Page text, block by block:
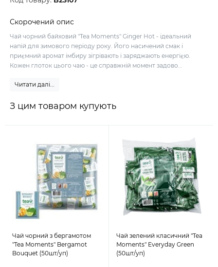
Скорочений опис
Чай чорний байховий "Tea Moments" Ginger Hot - ідеальний
напій для зимового періоду року. Його насичений смак і
приємний аромат імбиру зігрівають і заряджають енергією.
Кожен глоток цього чаю - це справжній момент задово...
Читати далі...
З цим товаром купують
Чай чорний з бергамотом
"Tea Moments" Bergamot
Bouquet (50шт/уп)
Чай зелений класичний "Tea
Moments" Everyday Green
(50шт/уп)